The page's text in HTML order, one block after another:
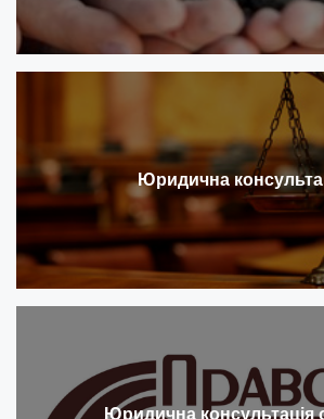
Юридична
Юридична консультація